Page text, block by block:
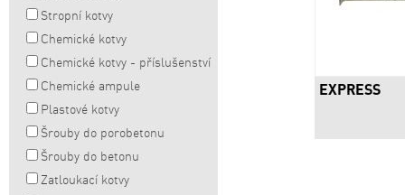
Stropní kotvy
Chemické kotvy
Chemické kotvy - příslušenství
Chemické ampule
Plastové kotvy
Šrouby do porobetonu
Šrouby do betonu
Zatloukací kotvy
EXPRESS